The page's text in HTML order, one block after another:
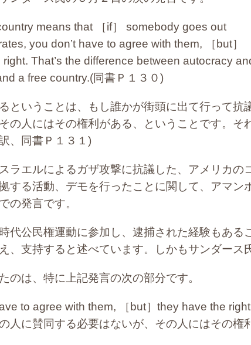
means that ［if］ somebody goes out
you don’t have to agree with them, ［but］
That’s the difference between autocracy
a free country.(同書Ｐ１３０)
ということは、もし誰かが街頭に出て行って
の人にはその権利がある、ということです。
、同書Ｐ１３１)
ラエルによるガザ攻撃に抗議した、アメリカの
する活動、デモを行ったことに関して、アマン
の発言です。
代公民権運動に参加し、逮捕された経験もある
、支持すると述べています。しかもサンダー
のは、特に上記発言の次の部分です。
to agree with them, ［but］they have the
人に賛同する必要はないが、その人にはその権